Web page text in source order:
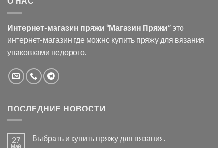
Интернет-магазин пряжи “Магазин Пряжи”это
интернет-магазин где можно купить пряжу для вязания
упаковками недорого.
ПОСЛЕДНИЕ НОВОСТИ
27
Май
Выбрать и купить пряжу для вязания.